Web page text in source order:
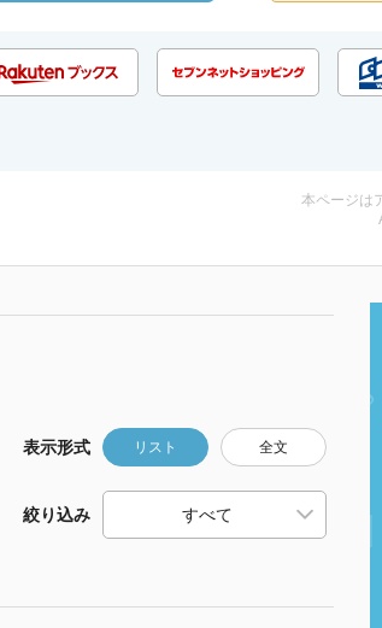
本ページは
表示形式 リスト 全文
絞り込み